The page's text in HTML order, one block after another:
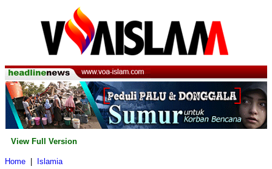
View Full Version
Home
Islamia